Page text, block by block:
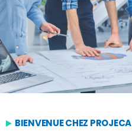
BIENVENUE CHEZ PROJECA